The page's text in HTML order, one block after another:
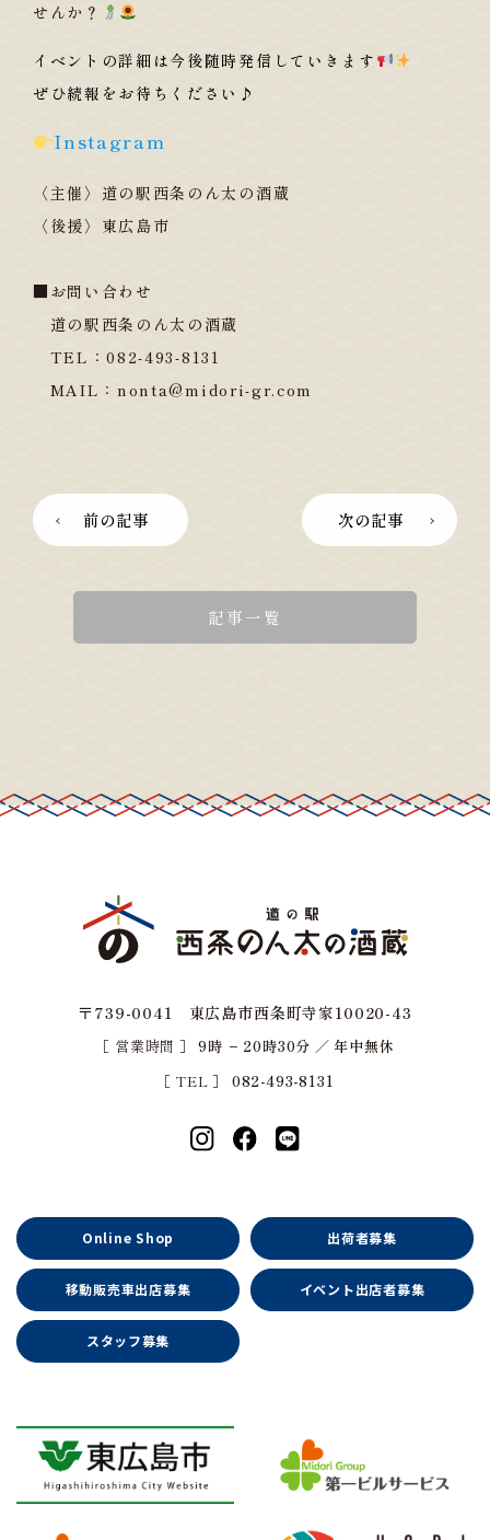
せんか？
イベントの詳細は今後随時発信していきます
ぜひ続報をお待ちください♪
Instagram
〈主催〉道の駅西条のん太の酒蔵
〈後援〉東広島市
■お問い合わせ
道の駅西条のん太の酒蔵
TEL：082-493-8131
MAIL：nonta@midori-gr.com
前の記事 次の記事
記事一覧
〒739-0041 東広島市西条町寺家10020-43
［ 営業時間 ］
9時 − 20時30分 ／ 年中無休
［ TEL ］
082-493-8131
Online Shop 出荷者募集
移動販売車出店募集 イベント出店者募集
スタッフ募集